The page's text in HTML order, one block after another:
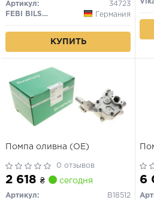
Артикул:
34723
FEBI BILSTEIN
Германия
КУПИТЬ
Помпа оливна (OE)
0 отзывов
2 618 ₴ сегодня
Артикул:
B18512
6